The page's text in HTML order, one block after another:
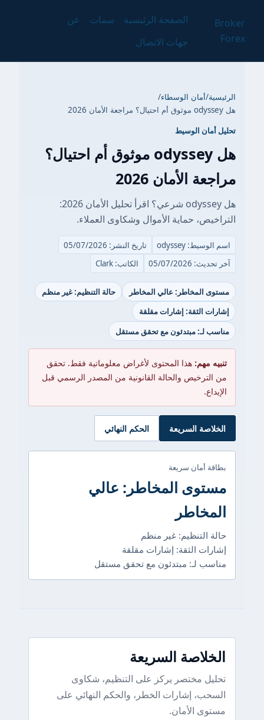
Broker
Forex
الصفحة الرئيسية سمات
عن
جهات الاتصال
الرئيسية/أمان الوسطاء/
هل odyssey موثوق أم احتيال؟ مراجعة الأمان 2026
تحليل أمان الوسيط
هل odyssey موثوق أم احتيال؟
مراجعة الأمان 2026
هل odyssey شرعي؟ اقرأ تحليل الأمان 2026:
التراخيص، حماية الأموال وشكاوى العملاء.
اسم الوسيط: odyssey
تاريخ النشر: 05/07/2026
آخر تحديث: 05/07/2026
الكاتب: Clark
مستوى المخاطر: عالي المخاطر
حالة التنظيم: غير منظم
إشارات الثقة: إشارات مقلقة
مناسب لـ: مبتدئون مع تحقق مستقل
تنبيه مهم: هذا المحتوى لأغراض معلوماتية فقط. تحقق
من الترخيص والحالة القانونية من المصدر الرسمي قبل
الإيداع.
الخلاصة السريعة الحكم النهائي
بطاقة أمان سريعة
مستوى المخاطر: عالي
المخاطر
حالة التنظيم: غير منظم
إشارات الثقة: إشارات مقلقة
مناسب لـ: مبتدئون مع تحقق مستقل
الخلاصة السريعة
تحليل مختصر يركز على التنظيم، شكاوى
السحب، إشارات الخطر، والحكم النهائي على
مستوى الأمان.